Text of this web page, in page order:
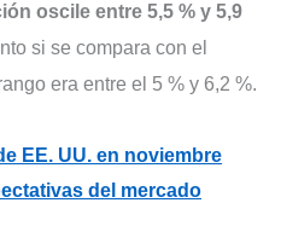
oscile entre 5,5 % y 5,9
si se compara con el
era entre el 5 % y 6,2 %.
EE. UU. en noviembre
del mercado